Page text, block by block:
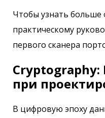
Чтобы узнать больше
практическому
первого сканера
Cryptography:
при
В цифровую эпоху